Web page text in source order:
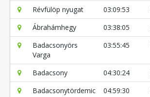
Révfülöp nyugat
03:09:53
Ábrahámhegy
03:38:05
Badacsonyörs
Varga
03:55:45
Badacsony 04:30:24
Badacsonytördemic
04:59:30